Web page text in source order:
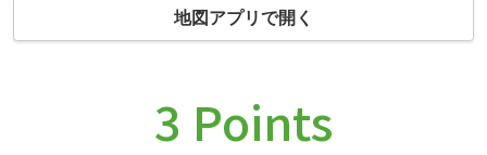
地図アプリで開く
3 Points